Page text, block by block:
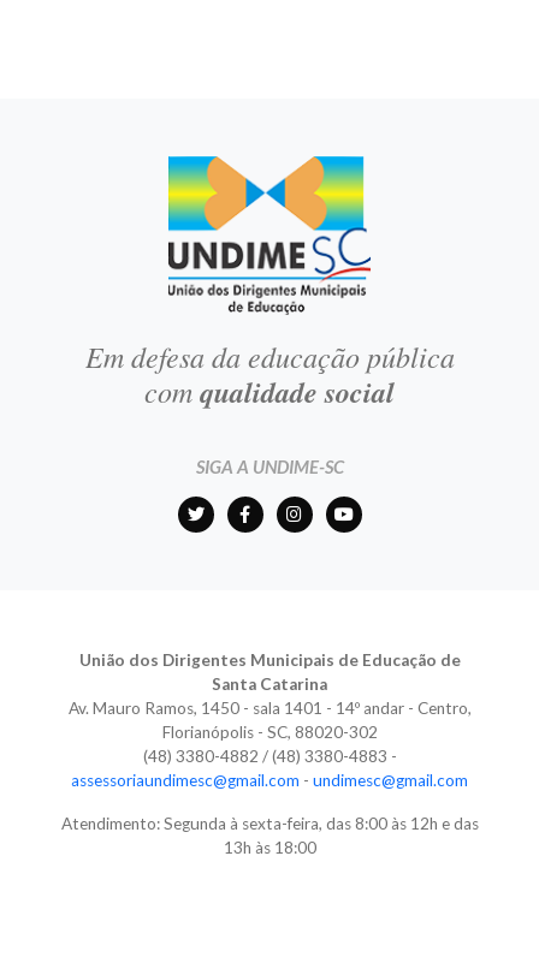
Em defesa da educação pública
comqualidade social
SIGA A UNDIME-SC
União dos Dirigentes Municipais de Educação de
Santa Catarina
Av. Mauro Ramos, 1450 - sala 1401 - 14º andar - Centro,
Florianópolis - SC, 88020-302
(48) 3380-4882 / (48) 3380-4883 -
assessoriaundimesc@gmail.com - undimesc@gmail.com
Atendimento: Segunda à sexta-feira, das 8:00 às 12h e das
13h às 18:00